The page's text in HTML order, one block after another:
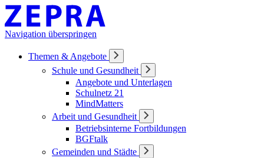
Navigation überspringen
Themen & Angebote
Schule und Gesundheit
Angebote und Unterlagen
Schulnetz 21
MindMatters
Arbeit und Gesundheit
Betriebsinterne Fortbildungen
BGFtalk
Gemeinden und Städte